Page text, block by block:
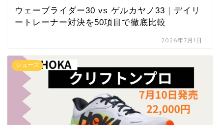
ウェーブライダー30 vs ゲルカヤノ33｜デイリ
ートレーナー対決を50項目で徹底比較
2026年7月1日
シューズ